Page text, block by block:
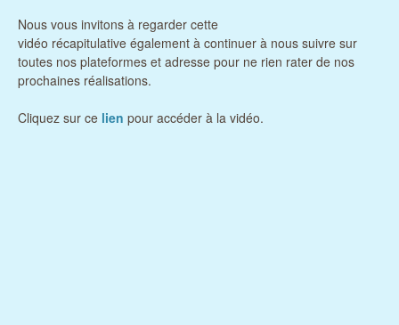
Nous vous invitons à regarder cette
vidéo récapitulative également à continuer à nous suivre sur
toutes nos plateformes et adresse pour ne rien rater de nos
prochaines réalisations.
Cliquez sur ce lien pour accéder à la vidéo.